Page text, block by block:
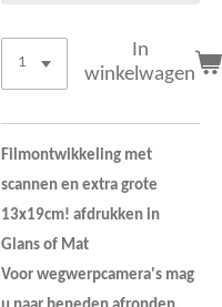
In
winkelwagen
Filmontwikkeling met
scannen en extra grote
13x19cm! afdrukken in
Glans of Mat
Voor wegwerpcamera's mag